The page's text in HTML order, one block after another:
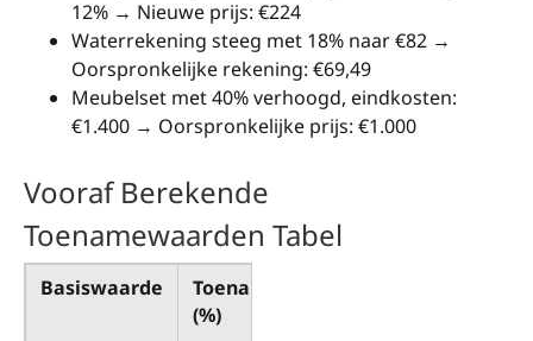
12% → Nieuwe prijs: €224
Waterrekening steeg met 18% naar €82 →
Oorspronkelijke rekening: €69,49
Meubelset met 40% verhoogd, eindkosten:
€1.400 → Oorspronkelijke prijs: €1.000
Vooraf Berekende
Toenamewaarden Tabel
Basiswaarde
Toename
(%)